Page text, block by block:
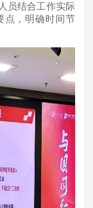
员结合工作实际
点，明确时间节